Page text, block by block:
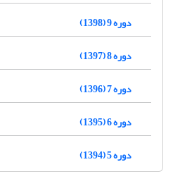
دوره 9 (1398)
دوره 8 (1397)
دوره 7 (1396)
دوره 6 (1395)
دوره 5 (1394)